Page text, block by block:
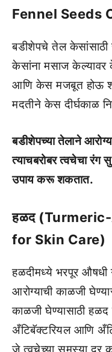
Fennel Seeds
बडीशेपचे तेल
केसांना मसाज केल्यावर
आणि केस मजबूत होऊ
मदतीने केस दीर्घकाळ
बडीशेपच्या तेलाने
त्याचबरोबर त्वचेचा रंग
उपाय करू शकतात.
हळद
for Skin Care)
हळदीमध्ये भरपूर
आरोग्याची काळजी
काळजी घेण्यासाठी
अँटिबॅक्टरियल आणि